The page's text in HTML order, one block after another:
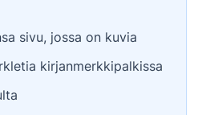
sivu, jossa on kuvia
kirjanmerkkipalkissa